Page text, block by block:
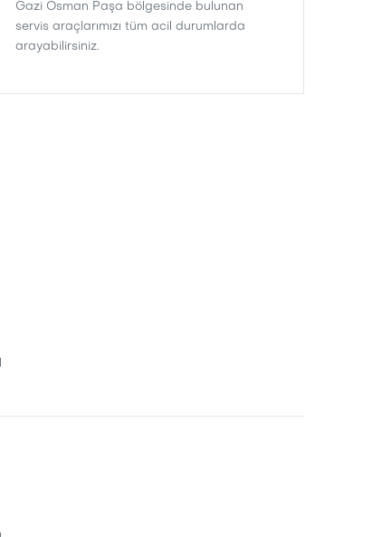
Gazi Osman Paşa bölgesinde bulunan
servis araçlarımızı tüm acil durumlarda
arayabilirsiniz.